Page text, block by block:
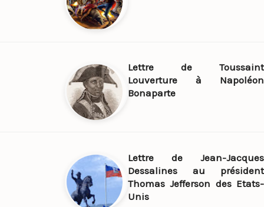
Lettre de Toussaint
Louverture à Napoléon
Bonaparte
Lettre de Jean-Jacques
Dessalines au président
Thomas Jefferson des Etats-
Unis